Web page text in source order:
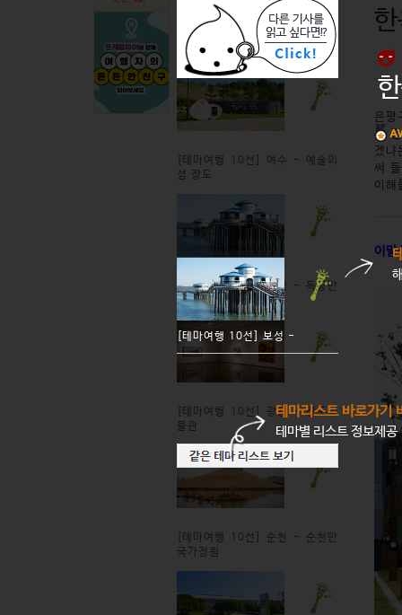
[테마여행 10선] 여수 - 예술의
섬 장도
[테마여행 10선] 보성 - 득량만
바다낚시공원
[테마여행 10선] 광양 - 장도박
물관
[테마여행 10선] 순천 - 순천만
국가정원
은평
른
겠냐
써
이해
이말
[테마여행 10선] 보성 -
테마리스트 바로가기
테마별 리스트 정보제공